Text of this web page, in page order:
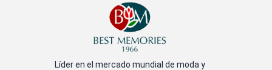
Líder en el mercado mundial de moda y